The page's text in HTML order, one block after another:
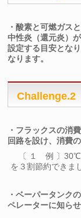
・酸素と可燃ガス
中性炎（還元炎）
設定する目安とな
なります。
Challenge.2
・フラックスの消
回路を設け、消費
〔 １ 例 〕30℃
を３割節約できま
・ベーパータンク
ペレーターに知らせ